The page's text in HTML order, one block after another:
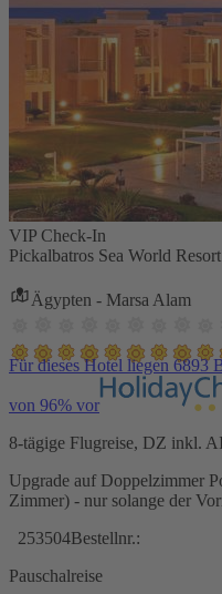
VIP Check-In
Pickalbatros Sea World Resort
Ägypten - Marsa Alam
Für dieses Hotel liegen 6893
von 96% vor
8-tägige Flugreise, DZ inkl.
Upgrade auf Doppelzimmer
Zimmer) - nur solange der
253504Bestellnr.:
Pauschalreise